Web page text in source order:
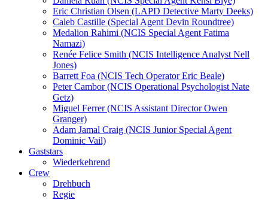
Eric Christian Olsen (LAPD Detective Marty Deeks)
Caleb Castille (Special Agent Devin Roundtree)
Medalion Rahimi (NCIS Special Agent Fatima
Namazi)
Renée Felice Smith (NCIS Intelligence Analyst Nell
Jones)
Barrett Foa (NCIS Tech Operator Eric Beale)
Peter Cambor (NCIS Operational Psychologist Nate
Getz)
Miguel Ferrer (NCIS Assistant Director Owen
Granger)
Adam Jamal Craig (NCIS Junior Special Agent
Dominic Vail)
Gaststars
Wiederkehrend
Crew
Drehbuch
Regie